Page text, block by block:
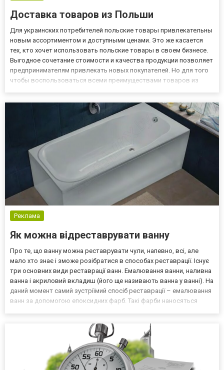
Доставка товаров из Польши
Для украинских потребителей польские товары привлекательны
новым ассортиментом и доступными ценами. Это же касается
тех, кто хочет использовать польские товары в своем бизнесе.
Выгодное сочетание стоимости и качества продукции позволяет
предпринимателям привлекать новых покупателей. Но для того
чтобы воспользоваться всеми преимуществами товаров из
Реклама
Як можна відреставрувати ванну
Про те, що ванну можна реставрувати чули, напевно, всі, але
мало хто знає і зможе розібратися в способах реставрації. Існує
три основних види реставрації ванн. Емалювання ванни, наливна
ванна і акриловий вкладиш (його ще називають ванна у ванні). На
даний момент самий зустріїмий спосіб реставрації – емалювання
ванн за допомогою епоксидних фарб. Такі фарби наносяться